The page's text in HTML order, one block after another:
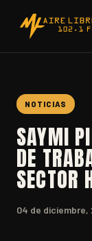
NOTICIAS
SAYMI
DE
SECTOR
04 de diciembre,